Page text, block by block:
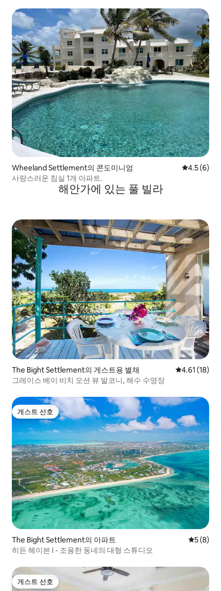
Wheeland Settlement의 콘도미니엄 평점 4.5점
4.5 (6)
사랑스러운 침실 1개 아파트.
해안가에 있는 풀 빌라
The Bight Settlement의 게스트용 별채 평점 4.61점
4.61 (18)
그레이스 베이 비치 오션 뷰 발코니, 해수 수영장
게스트 선호
게스트 선호
The Bight Settlement의 아파트 평점 5점
5 (8)
히든 헤이븐 I - 조용한 동네의 대형 스튜디오
게스트 선호
게스트 선호